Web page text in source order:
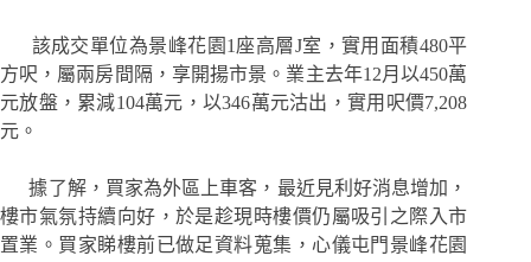
該成交單位為景峰花園1座高層J室，實用面積480平
方呎，屬兩房間隔，享開揚市景。業主去年12月以450萬
元放盤，累減104萬元，以346萬元沽出，實用呎價7,208
元。
據了解，買家為外區上車客，最近見利好消息增加，
樓市氣氛持續向好，於是趁現時樓價仍屬吸引之際入市
置業。買家睇樓前已做足資料蒐集，心儀屯門景峰花園